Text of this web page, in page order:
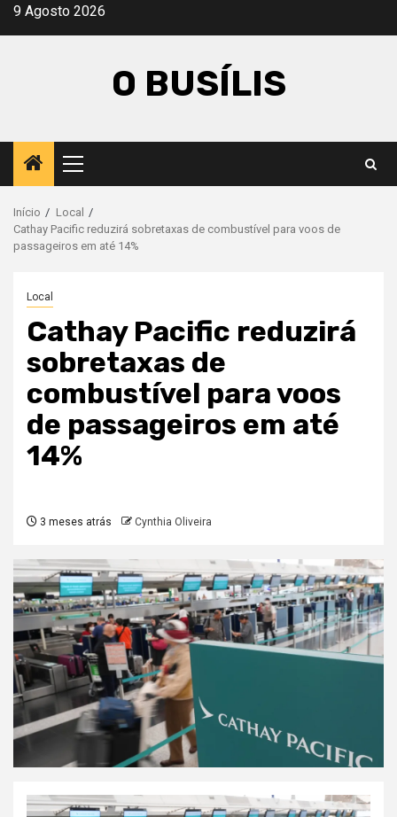
Avançar
9 Agosto 2026
O BUSÍLIS
Menu
principal
Início
Local
Cathay Pacific reduzirá sobretaxas de combustível para voos de
passageiros em até 14%
Local
Cathay Pacific reduzirá
sobretaxas de
combustível para voos
de passageiros em até
14%
3 meses atrás Cynthia Oliveira